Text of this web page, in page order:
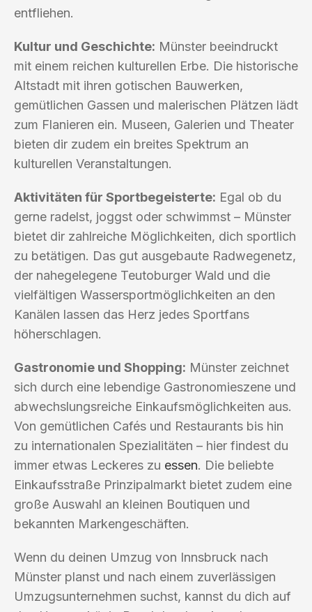
entfliehen.
Kultur und Geschichte: Münster beeindruckt
mit einem reichen kulturellen Erbe. Die historische
Altstadt mit ihren gotischen Bauwerken,
gemütlichen Gassen und malerischen Plätzen lädt
zum Flanieren ein. Museen, Galerien und Theater
bieten dir zudem ein breites Spektrum an
kulturellen Veranstaltungen.
Aktivitäten für Sportbegeisterte: Egal ob du
gerne radelst, joggst oder schwimmst – Münster
bietet dir zahlreiche Möglichkeiten, dich sportlich
zu betätigen. Das gut ausgebaute Radwegenetz,
der nahegelegene Teutoburger Wald und die
vielfältigen Wassersportmöglichkeiten an den
Kanälen lassen das Herz jedes Sportfans
höherschlagen.
Gastronomie und Shopping: Münster zeichnet
sich durch eine lebendige Gastronomieszene und
abwechslungsreiche Einkaufsmöglichkeiten aus.
Von gemütlichen Cafés und Restaurants bis hin
zu internationalen Spezialitäten – hier findest du
immer etwas Leckeres zu essen. Die beliebte
Einkaufsstraße Prinzipalmarkt bietet zudem eine
große Auswahl an kleinen Boutiquen und
bekannten Markengeschäften.
Wenn du deinen Umzug von Innsbruck nach
Münster planst und nach einem zuverlässigen
Umzugsunternehmen suchst, kannst du dich auf